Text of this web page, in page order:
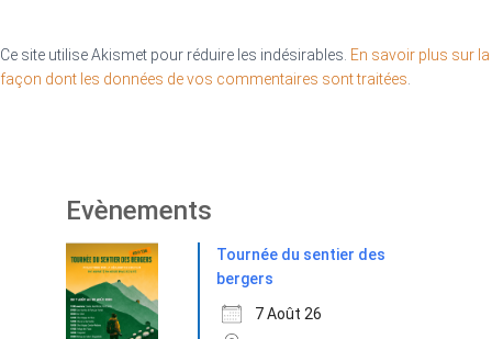
Ce site utilise Akismet pour réduire les indésirables. En savoir plus sur la
façon dont les données de vos commentaires sont traitées
Evènements
Tournée du sentier des
bergers
7 Août 26